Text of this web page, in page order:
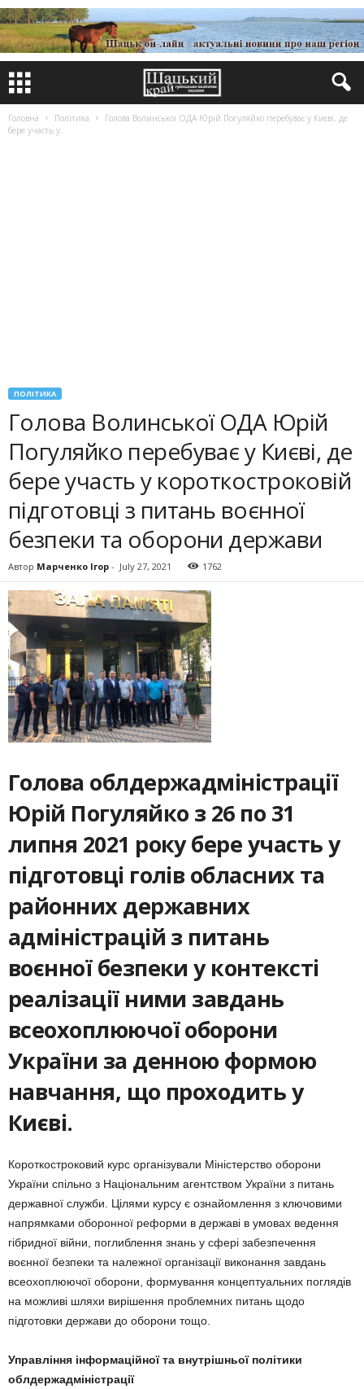
Головна Політика
Голова Волинської ОДА Юрій Погуляйко перебуває у Києві, де
бере участь у...
ПОЛІТИКА
Голова Волинської ОДА Юрій
Погуляйко перебуває у Києві, де
бере участь у короткостроковій
підготовці з питань воєнної
безпеки та оборони держави
Автор Марченко Ігор - July 27, 2021 1762
Голова облдержадміністрації
Юрій Погуляйко з 26 по 31
липня 2021 року бере участь у
підготовці голів обласних та
районних державних
адміністрацій з питань
воєнної безпеки у контексті
реалізації ними завдань
всеохоплюючої оборони
України за денною формою
навчання, що проходить у
Києві.
Короткостроковий курс організували Міністерство оборони
України спільно з Національним агентством України з питань
державної служби. Цілями курсу є ознайомлення з ключовими
напрямками оборонної реформи в державі в умовах ведення
гібридної війни, поглиблення знань у сфері забезпечення
воєнної безпеки та належної організації виконання завдань
всеохоплюючої оборони, формування концептуальних поглядів
на можливі шляхи вирішення проблемних питань щодо
підготовки держави до оборони тощо.
Управління інформаційної та внутрішньої політики
облдержадміністрації